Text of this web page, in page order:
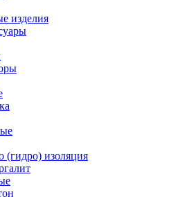
изделия
(гидро) изоляция